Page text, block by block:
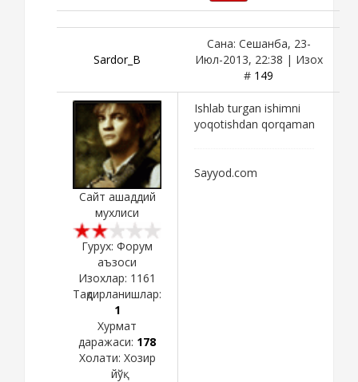
Sardor_B
Сана: Сешанба, 23-
Июл-2013, 22:38 | Изох
# 149
Сайт ашаддий
мухлиси
Гурух: Форум
аъзоси
Изохлар: 1161
Тақдирланишлар:
1
Хурмат
даражаси: 178
Холати: Хозир
йўқ
Ishlab turgan ishimni
yoqotishdan qorqaman
Sayyod.com